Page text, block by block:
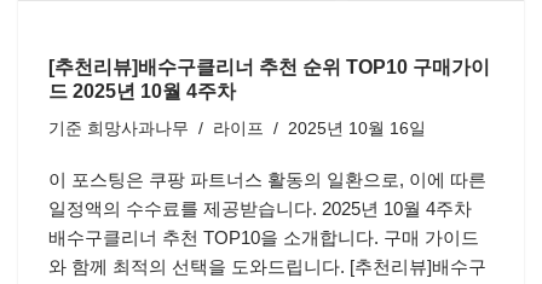
[추천리뷰]배수구클리너 추천 순위 TOP10 구매가이
드 2025년 10월 4주차
기준 희망사과나무 라이프 2025년 10월 16일
이 포스팅은 쿠팡 파트너스 활동의 일환으로, 이에 따른
일정액의 수수료를 제공받습니다. 2025년 10월 4주차
배수구클리너 추천 TOP10을 소개합니다. 구매 가이드
와 함께 최적의 선택을 도와드립니다. [추천리뷰]배수구